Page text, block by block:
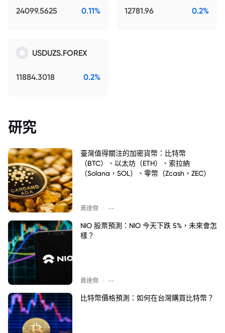
24099.5625 0.11% 12781.96 0.2%
USDUZS.FOREX
11884.3018 0.2%
研究
臺灣值得關注的加密貨幣：比特幣
（BTC）、以太坊（ETH）、索拉納
（Solana，SOL）、零幣（Zcash，ZEC）
黃達傑 --
NIO 股票預測：NIO 今天下跌 5%，未來會怎
樣？
黃達傑 --
比特幣價格預測：如何在台灣購買比特幣？